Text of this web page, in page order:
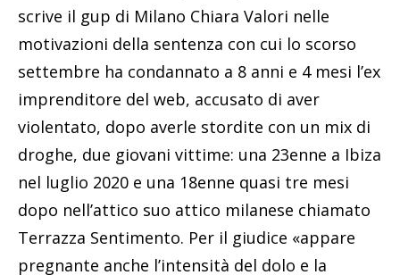
scrive il gup di Milano Chiara Valori nelle
motivazioni della sentenza con cui lo scorso
settembre ha condannato a 8 anni e 4 mesi l’ex
imprenditore del web, accusato di aver
violentato, dopo averle stordite con un mix di
droghe, due giovani vittime: una 23enne a Ibiza
nel luglio 2020 e una 18enne quasi tre mesi
dopo nell’attico suo attico milanese chiamato
Terrazza Sentimento. Per il giudice «appare
pregnante anche l’intensità del dolo e la